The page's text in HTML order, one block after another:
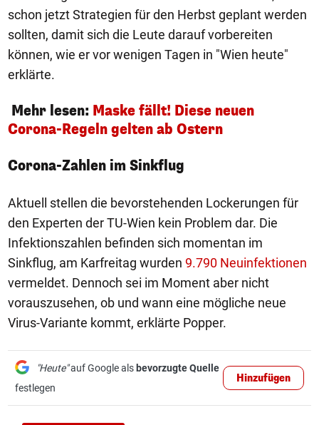
schon jetzt Strategien für den Herbst geplant werden
sollten, damit sich die Leute darauf vorbereiten
können, wie er vor wenigen Tagen in "Wien heute"
erklärte.
Mehr lesen: Maske fällt! Diese neuen
Corona-Regeln gelten ab Ostern
Corona-Zahlen im Sinkflug
Aktuell stellen die bevorstehenden Lockerungen für
den Experten der TU-Wien kein Problem dar. Die
Infektionszahlen befinden sich momentan im
Sinkflug, am Karfreitag wurden 9.790 Neuinfektionen
vermeldet. Dennoch sei im Moment aber nicht
vorauszusehen, ob und wann eine mögliche neue
Virus-Variante kommt, erklärte Popper.
"Heute"auf Google als bevorzugte Quelle
festlegen
Hinzufügen